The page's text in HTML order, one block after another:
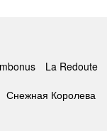
La Redoute
Снежная Королева